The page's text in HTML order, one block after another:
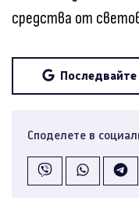
средства от
Споделете в